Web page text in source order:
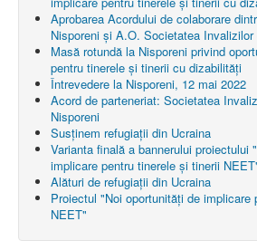
Aprobarea Acordului de colaborare
Nisporeni şi A.O. Societatea
Masă rotundă la Nisporeni privind
pentru tinerele și tinerii cu dizabilități
Întrevedere la Nisporeni, 12 mai 2022
Acord de parteneriat: Societatea
Nisporeni
Susținem refugiații din Ucraina
Varianta finală a bannerului proiectului
implicare pentru tinerele și tinerii
Alături de refugiații din Ucraina
Proiectul "Noi oportunități de implicare
NEET"